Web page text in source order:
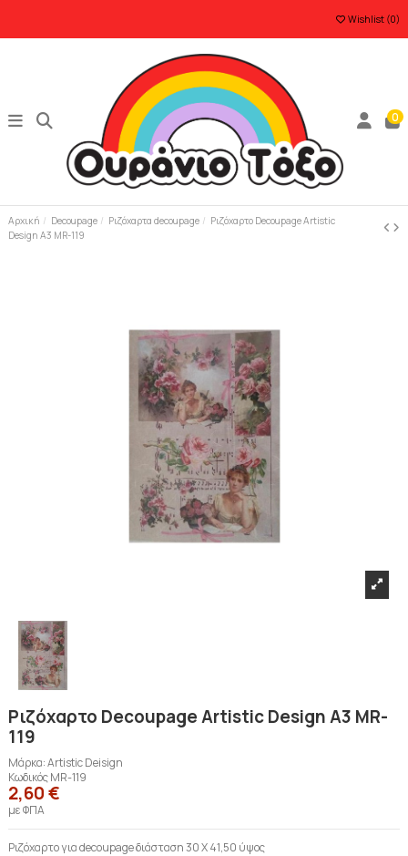
Wishlist (0)
0
Αρχική Decoupage Ριζόχαρτα decoupage
Ριζόχαρτο Decoupage Artistic
Design A3 MR-119
Ριζόχαρτο Decoupage Artistic Design A3 MR-
119
Μάρκα:Artistic Deisign
ΚωδικόςMR-119
2,60 €
με ΦΠΑ
Ριζόχαρτο για decoupage διάσταση 30 Χ 41,50 ύψος